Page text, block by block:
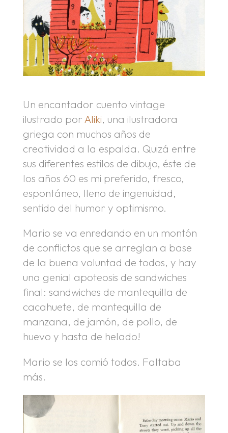
Un encantador cuento vintage
ilustrado por Aliki, una ilustradora
griega con muchos años de
creatividad a la espalda. Quizá entre
sus diferentes estilos de dibujo, éste de
los años 60 es mi preferido, fresco,
espontáneo, lleno de ingenuidad,
sentido del humor y optimismo.
Mario se va enredando en un montón
de conflictos que se arreglan a base
de la buena voluntad de todos, y hay
una genial apoteosis de sandwiches
final: sandwiches de mantequilla de
cacahuete, de mantequilla de
manzana, de jamón, de pollo, de
huevo y hasta de helado!
Mario se los comió todos. Faltaba
más.